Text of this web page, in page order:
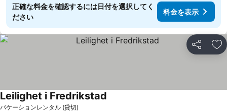
正確な料金を確認するには日付を選択してく
ださい
料金を表示
シェア お
バケーションレンタル (貸切)
Leilighet i Fredrikstad